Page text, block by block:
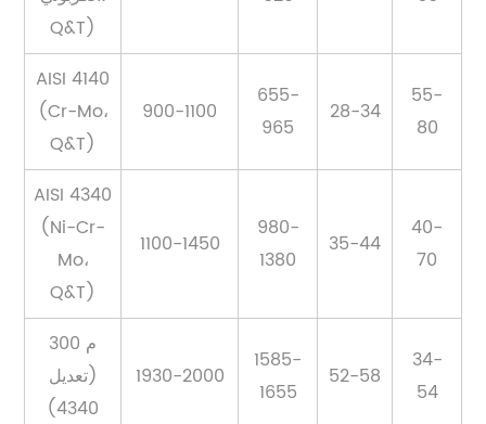
Q&T)
AISI 4140
(Cr-Mo،
Q&T)
900-1100
655-
965
28-34
55-
80
AISI 4340
(Ni-Cr-
Mo،
Q&T)
1100-1450
980-
1380
35-44
40-
70
300 م
(تعديل
4340)
1930-2000
1585-
1655
52-58
34-
54